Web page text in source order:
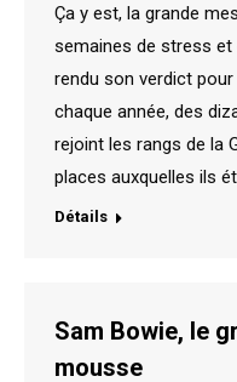
Ça y est, la grande
semaines de stress et
rendu son verdict
chaque année, des
rejoint les rangs de la
places auxquelles ils
Détails
Sam Bowie, le
mousse